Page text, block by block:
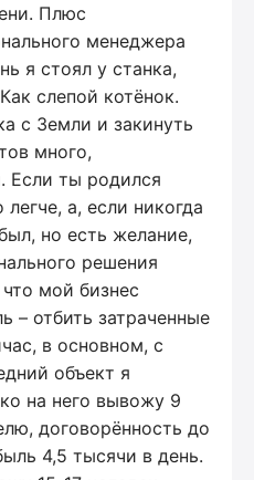
Плюс
менеджера
я стоял у станка,
слепой котёнок.
с Земли и закинуть
много,
ты родился
а, если никогда
но есть желание,
решения
мой бизнес
– отбить затраченные
в основном, с
объект я
на него вывожу 9
договорённость до
4,5 тысячи в день.